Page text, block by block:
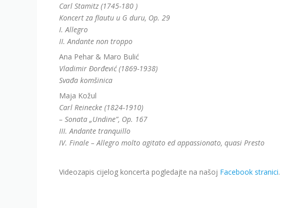
Carl Stamitz (1745-180 )
Koncert za flautu u G duru, Op. 29
I. Allegro
II. Andante non troppo
Ana Pehar & Maro Bulić
Vladimir Đorđević (1869-1938)
Svađa komšinica
Maja Kožul
Carl Reinecke (1824-1910)
– Sonata „Undine”, Op. 167
III. Andante tranquillo
IV. Finale – Allegro molto agitato ed appassionato, quasi Presto
Videozapis cijelog koncerta pogledajte na našoj Facebook stranici.